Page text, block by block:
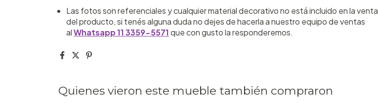
Las fotos son referenciales y cualquier material decorativo no está incluido en la venta
del producto, si tenés alguna duda no dejes de hacerla a nuestro equipo de ventas
alWhatsapp 11 3359-5571que con gusto la responderemos.
Quienes vieron este mueble también compraron